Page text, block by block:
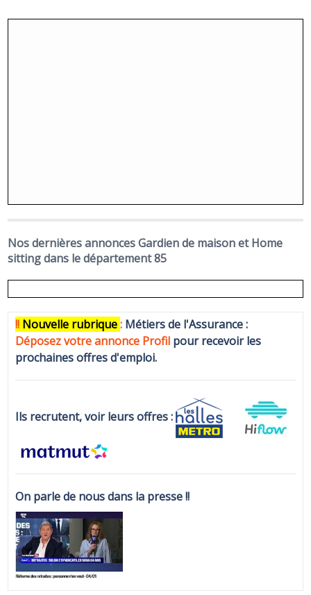
Nos dernières annonces Gardien de maison et Home
sitting dans le département 85
!! Nouvelle rubrique: Métiers de l'Assurance :
Déposez votre annonce Profil pour recevoir les
prochaines offres d'emploi.
Ils recrutent, voir leurs offres :
On parle de nous dans la presse !!